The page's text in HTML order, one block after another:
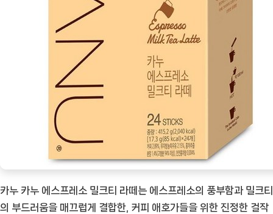
벽
कॉफी
하
루
의
시
작
천
상
카누 카누 에스프레소 밀크티 라떼는 에스프레소의 풍부함과 밀크티
의 부드러움을 매끄럽게 결합한, 커피 애호가들을 위한 진정한 걸작